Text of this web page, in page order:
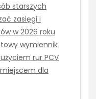
starszych
zasięgi i
w 2026 roku
wymiennik
rur PCV
dla